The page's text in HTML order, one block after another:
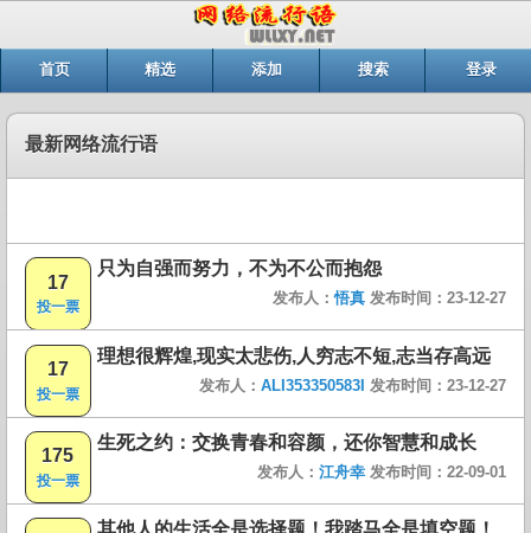
首页 精选 添加 搜索 登录
最新网络流行语
17
投一票
只为自强而努力，不为不公而抱怨
发布人：悟真 发布时间：23-12-27
17
投一票
理想很辉煌,现实太悲伤,人穷志不短,志当存高远
发布人： ALI353350583I 发布时间：23-12-27
175
投一票
生死之约：交换青春和容颜，还你智慧和成长
发布人： 江舟幸 发布时间：22-09-01